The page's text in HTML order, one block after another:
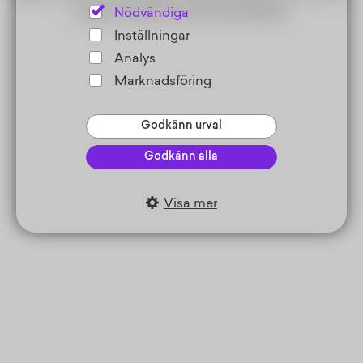
Nödvändiga
Inställningar
Analys
Marknadsföring
Godkänn urval
Godkänn alla
Visa mer
browser console for more information).